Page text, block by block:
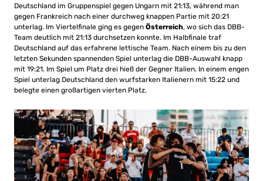
Deutschland im Gruppenspiel gegen Ungarn mit 21:13, während man
gegen Frankreich nach einer durchweg knappen Partie mit 20:21
unterlag. Im Viertelfinale ging es gegen Österreich, wo sich das DBB-
Team deutlich mit 21:13 durchsetzen konnte. Im Halbfinale traf
Deutschland auf das erfahrene lettische Team. Nach einem bis zu den
letzten Sekunden spannenden Spiel unterlag die DBB-Auswahl knapp
mit 19:21. Im Spiel um Platz drei hieß der Gegner Italien. In einem engen
Spiel unterlag Deutschland den wurfstarken Italienern mit 15:22 und
belegte einen großartigen vierten Platz.